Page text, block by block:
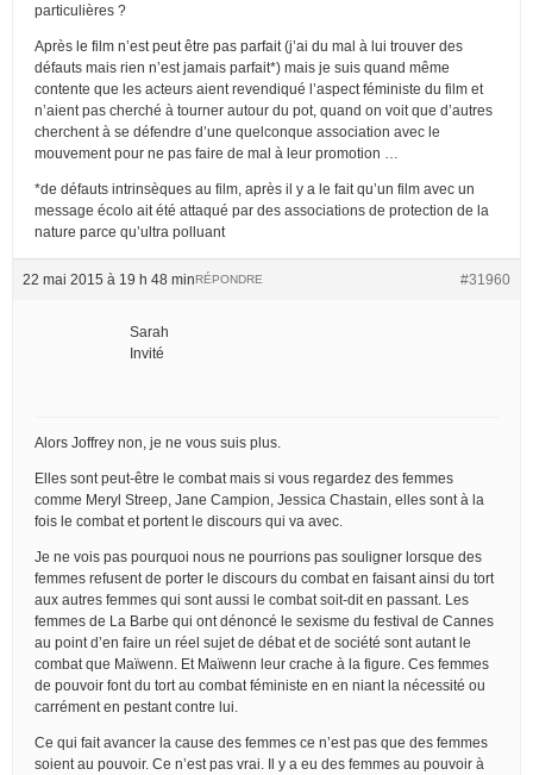
particulières ?
Après le film n’est peut être pas parfait (j’ai du mal à lui trouver des
défauts mais rien n’est jamais parfait*) mais je suis quand même
contente que les acteurs aient revendiqué l’aspect féministe du film et
n’aient pas cherché à tourner autour du pot, quand on voit que d’autres
cherchent à se défendre d’une quelconque association avec le
mouvement pour ne pas faire de mal à leur promotion …
*de défauts intrinsèques au film, après il y a le fait qu’un film avec un
message écolo ait été attaqué par des associations de protection de la
nature parce qu’ultra polluant
22 mai 2015 à 19 h 48 min #31960
RÉPONDRE
Sarah
Invité
Alors Joffrey non, je ne vous suis plus.
Elles sont peut-être le combat mais si vous regardez des femmes
comme Meryl Streep, Jane Campion, Jessica Chastain, elles sont à la
fois le combat et portent le discours qui va avec.
Je ne vois pas pourquoi nous ne pourrions pas souligner lorsque des
femmes refusent de porter le discours du combat en faisant ainsi du tort
aux autres femmes qui sont aussi le combat soit-dit en passant. Les
femmes de La Barbe qui ont dénoncé le sexisme du festival de Cannes
au point d’en faire un réel sujet de débat et de société sont autant le
combat que Maïwenn. Et Maïwenn leur crache à la figure. Ces femmes
de pouvoir font du tort au combat féministe en en niant la nécessité ou
carrément en pestant contre lui.
Ce qui fait avancer la cause des femmes ce n’est pas que des femmes
soient au pouvoir. Ce n’est pas vrai. Il y a eu des femmes au pouvoir à